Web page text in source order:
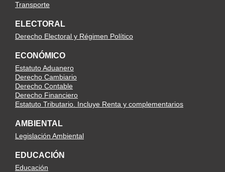
Transporte
ELECTORAL
Derecho Electoral y Régimen Político
ECONÓMICO
Estatuto Aduanero
Derecho Cambiario
Derecho Contable
Derecho Financiero
Estatuto Tributario. Incluye Renta y complementarios
AMBIENTAL
Legislación Ambiental
EDUCACIÓN
Educación